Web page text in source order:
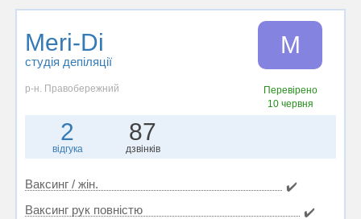
Meri-Di
студія депіляції
M
р-н. Правобережний
Перевірено
10 червня
2
відгука
87
дзвінків
Ваксинг / жін.
✔️
Ваксинг рук повністю
✔️